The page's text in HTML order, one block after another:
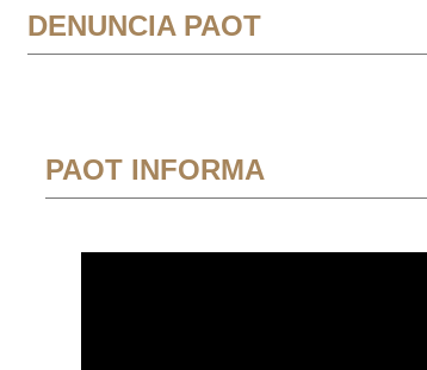
DENUNCIA PAOT
PAOT INFORMA